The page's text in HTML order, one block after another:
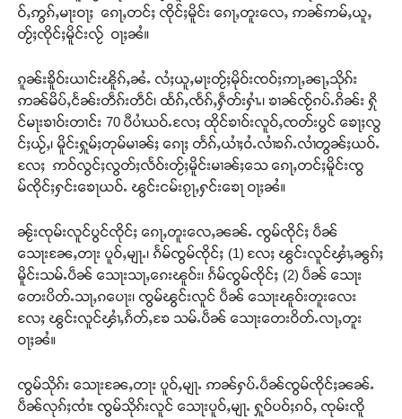
ဝ်ႇဢွၵ်ႇမႃးဝႃႈ ၵေႃႇတင်ႈ ၸိုင်ႈမိူင်း ၵေႃႇတူးလေႇ ဢၼ်ဢမ်ႇယူႇ
တႂ်ႈၸိုင်ႈမိူင်းလႂ် ဝႃႈၼႆ။
ၵူၼ်းၶိူဝ်းယၢင်းၽိူၵ်ႇၼႆႉ လႆႈယူႇမႃးတႂ်ႈမိုဝ်းၸဝ်ႈဢႃႇၼႃႇသိုၵ်း
ဢၼ်မိပ်ႇငႅၼ်းတဵၵ်းတဵင်၊ ထႅၵ်ႇၸႅၵ်ႇႁဵတ်းႁၢႆႉ၊ ၶၢၼ်ၸႂ်ၵပ်ႉၵိၼ်း ႁို
င်မႃးၶၢဝ်းတၢင်း 70 ပီပၢႆယဝ်ႉလႄႈ ထိုင်ၶၢဝ်းလူဝ်ႇၸတ်းပွင် ၶေႃႈလွ
င်ႈယႂ်ႇ၊ မိူင်းႁူမ်ႈတုမ်မၢၼ်ႈ ၵေႃႈ တႅၵ်ႇယၢႆႈဝႆႉလၢႆၶၵ်ႉလၢႆတွၼ်ႈယဝ်ႉ
လႄႈ ဢဝ်လွင်ႈလွတ်ႈလႅဝ်းတႂ်ႈမိူင်းမၢၼ်ႈသေ ၵေႃႇတင်ႈမိူင်းၸွ
မ်ၸိုင်ႈႁင်းၶေႃယဝ်ႉ ၽွင်းငမ်းၵႂႃႇႁင်းၶေႃ ဝႃႈၼႆ။
ၼႂ်းၸုမ်းလူင်ပွင်ၸိုင်ႈ ၵေႃႇတူးလေႇၼၼ်ႉ ၸွမ်ၸိုင်ႈ ပဵၼ်
သေႃးၼႄႇတႃး ပူဝ်ႇမျႃႉ၊ ၵႅမ်ၸွမ်ၸိုင်ႈ (1) လႄႈ ၽွင်းလူင်ၾၢႆႇၼွၵ်ႈ
မိူင်းသမ်ႉပဵၼ် သေႃးသႃႇၵေးၽူဝ်း၊ ၵႅမ်ၸွမ်ၸိုင်ႈ (2) ပဵၼ် သေႃး
တေးပိတ်ႉသႃႇၵပေႃး၊ ၸွမ်ၽွင်းလူင် ပဵၼ် သေႃးၽူဝ်းတူးလေး
လႄႈ ၽွင်းလူင်ၾၢႆႇၵႅတ်ႇၶႄ သမ်ႉပဵၼ် သေႃးတေးဝိတ်ႉလႃႇတူး
ဝႃႈၼႆ။
ၸွမ်သိုၵ်း သေႃးၼႄႇတႃး ပူဝ်ႇမျႃႉ ဢၼ်ႁပ်ႉပဵၼ်ၸွမ်ၸိုင်ႈၼၼ်ႉ
ပဵၼ်လုၵ်ႈၸၢႆး ၸွမ်သိုၵ်းလူင် သေႃးပူဝ်ႇမျႃႉ ႁူဝ်ပဝ်ႈၵဝ်ႇ ၸုမ်းၸိူ